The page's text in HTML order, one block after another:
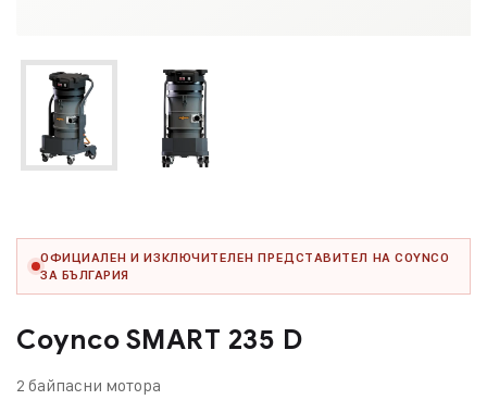
ОФИЦИАЛЕН И ИЗКЛЮЧИТЕЛЕН ПРЕДСТАВИТЕЛ НА COYNCO
ЗА БЪЛГАРИЯ
Coynco SMART 235 D
2 байпасни мотора